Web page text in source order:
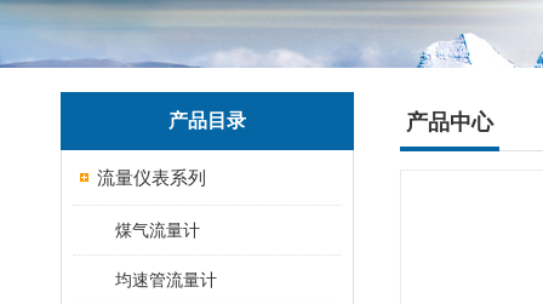
产品目录
流量仪表系列
煤气流量计
均速管流量计
产品中心